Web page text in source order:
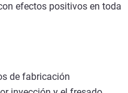
efectos positivos en toda
de fabricación